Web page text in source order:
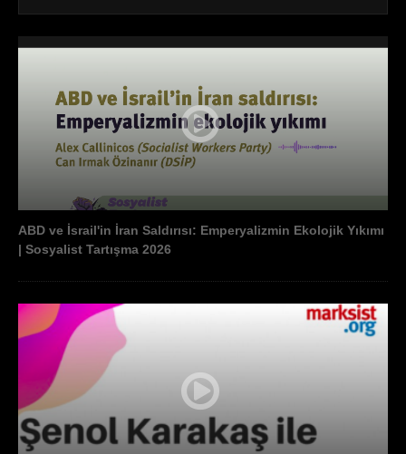
ABD ve İsrail'in İran Saldırısı: Emperyalizmin Ekolojik Yıkımı
| Sosyalist Tartışma 2026